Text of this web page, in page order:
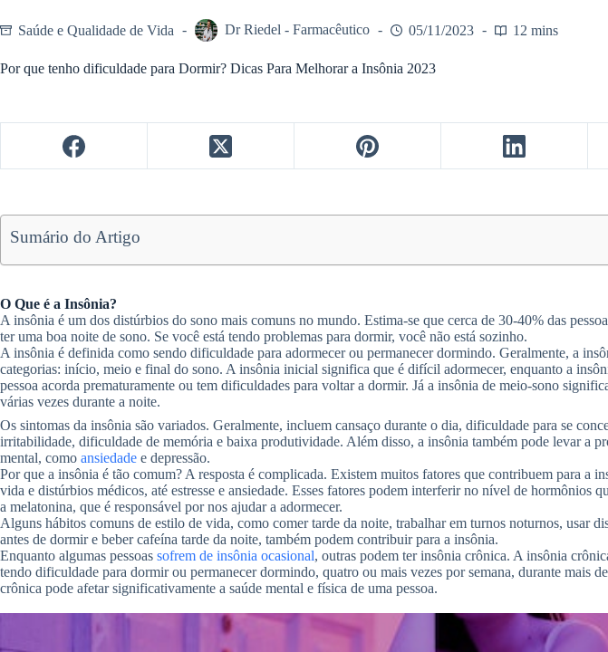
Saúde e Qualidade de Vida Dr Riedel - Farmacêutico 05/11/2023 12 mins
Por que tenho dificuldade para Dormir? Dicas Para Melhorar a Insônia 2023
Sumário do Artigo
O Que é a Insônia?
A insônia é um dos distúrbios do sono mais comuns no mundo. Estima-se que cerca de 30-40% das
ter uma boa noite de sono. Se você está tendo problemas para dormir, você não está sozinho.
A insônia é definida como sendo dificuldade para adormecer ou permanecer dormindo. Geralmente, a
categorias: início, meio e final do sono. A insônia inicial significa que é difícil adormecer, enquanto a
pessoa acorda prematuramente ou tem dificuldades para voltar a dormir. Já a insônia de meio-sono
várias vezes durante a noite.
Os sintomas da insônia são variados. Geralmente, incluem cansaço durante o dia, dificuldade para se
irritabilidade, dificuldade de memória e baixa produtividade. Além disso, a insônia também pode levar a
mental, como ansiedade e depressão.
Por que a insônia é tão comum? A resposta é complicada. Existem muitos fatores que contribuem para a
vida e distúrbios médicos, até estresse e ansiedade. Esses fatores podem interferir no nível de hormônios
a melatonina, que é responsável por nos ajudar a adormecer.
Alguns hábitos comuns de estilo de vida, como comer tarde da noite, trabalhar em turnos noturnos, usar
antes de dormir e beber cafeína tarde da noite, também podem contribuir para a insônia.
Enquanto algumas pessoas sofrem de insônia ocasional, outras podem ter insônia crônica. A insônia
tendo dificuldade para dormir ou permanecer dormindo, quatro ou mais vezes por semana, durante mais
crônica pode afetar significativamente a saúde mental e física de uma pessoa.